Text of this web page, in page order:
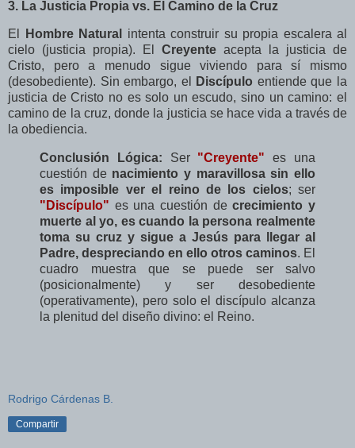
3. La Justicia Propia vs. El Camino de la Cruz
El Hombre Natural
intenta construir su propia escalera al
cielo (justicia propia). El Creyente acepta la justicia de
Cristo, pero a menudo sigue viviendo para sí mismo
(desobediente). Sin embargo, el
Discípulo entiende que la
justicia de Cristo no es solo un escudo, sino un camino: el
camino de la cruz, donde la justicia se hace vida a través de
la obediencia.
Conclusión Lógica: Ser "Creyente" es una
cuestión de nacimiento y maravillosa sin ello
es imposible ver el reino de los cielos; ser
"Discípulo" es una cuestión decrecimiento y
muerte al yo, es cuando la persona realmente
toma su cruz y sigue a Jesús para llegar al
Padre, despreciando en ello otros caminos. El
cuadro muestra que se puede ser salvo
(posicionalmente) y ser desobediente
(operativamente), pero solo el discípulo alcanza
la plenitud del diseño divino: el Reino.
Rodrigo Cárdenas B.
Compartir